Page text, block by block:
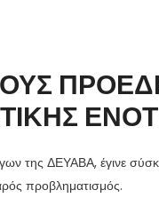
της ΔΕΥΑΒΑ, έγινε
προβληματισμός.